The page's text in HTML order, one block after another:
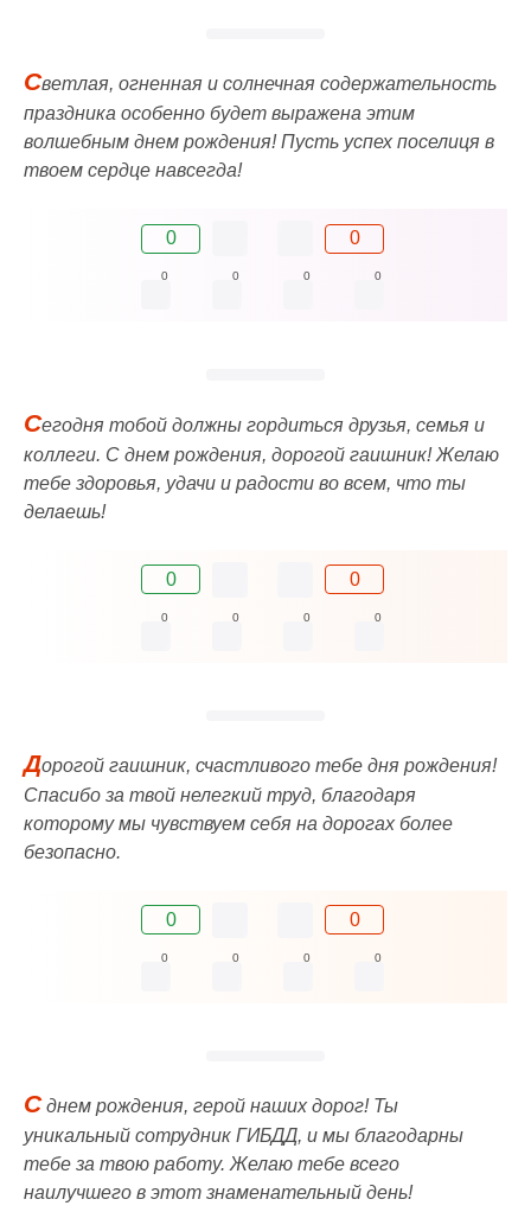
Светлая, огненная и солнечная содержательность
праздника особенно будет выражена этим
волшебным днем рождения! Пусть успех поселиця в
твоем сердце навсегда!
0 0
0 0 0 0
Сегодня тобой должны гордиться друзья, семья и
коллеги. С днем рождения, дорогой гаишник! Желаю
тебе здоровья, удачи и радости во всем, что ты
делаешь!
0 0
0 0 0 0
Дорогой гаишник, счастливого тебе дня рождения!
Спасибо за твой нелегкий труд, благодаря
которому мы чувствуем себя на дорогах более
безопасно.
0 0
0 0 0 0
Сднем рождения, герой наших дорог! Ты
уникальный сотрудник ГИБДД, и мы благодарны
тебе за твою работу. Желаю тебе всего
наилучшего в этот знаменательный день!